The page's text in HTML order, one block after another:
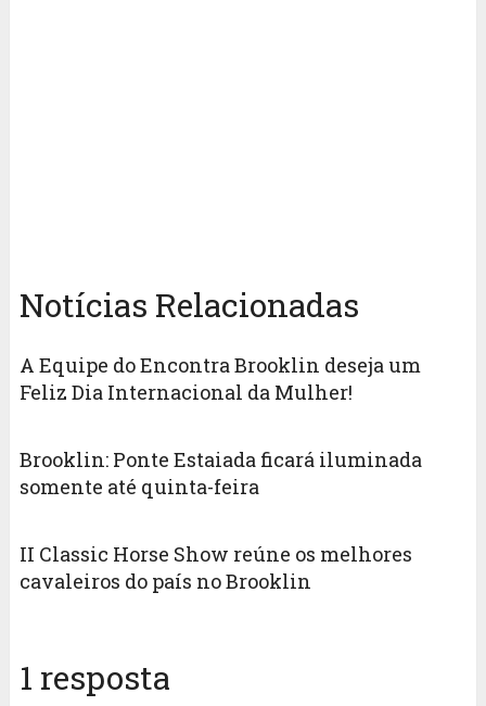
Notícias Relacionadas
A Equipe do Encontra Brooklin deseja um
Feliz Dia Internacional da Mulher!
Brooklin: Ponte Estaiada ficará iluminada
somente até quinta-feira
II Classic Horse Show reúne os melhores
cavaleiros do país no Brooklin
1 resposta